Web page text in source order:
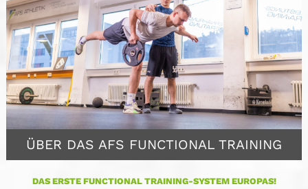
ÜBER DAS AFS FUNCTIONAL TRAINING
DAS ERSTE FUNCTIONAL TRAINING-SYSTEM EUROPAS!